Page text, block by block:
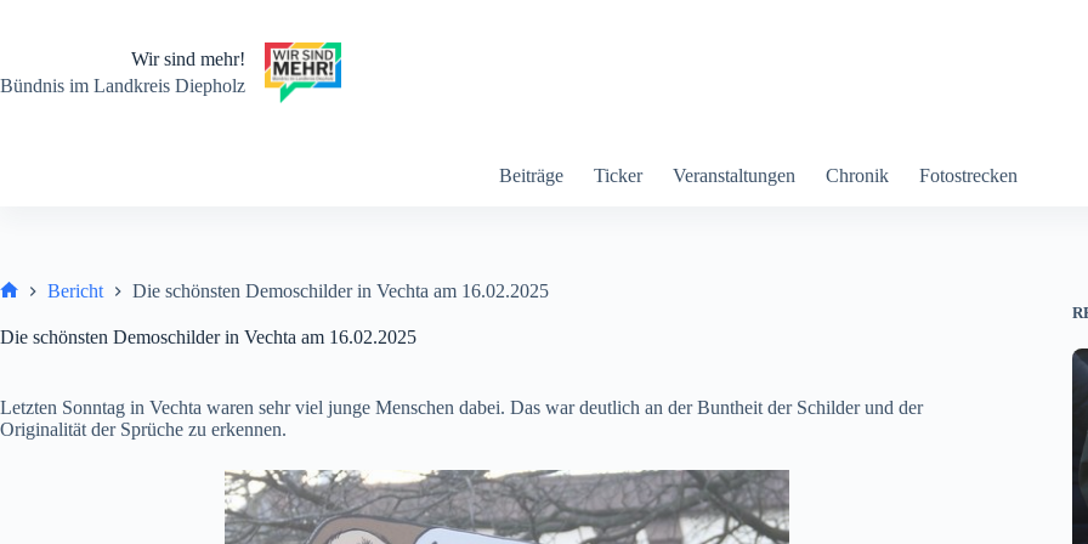
Wir sind mehr!
Bündnis im Landkreis Diepholz
Beiträge Ticker Veranstaltungen Chronik Fotostrecken
Bericht Die schönsten Demoschilder in Vechta am 16.02.2025
Die schönsten Demoschilder in Vechta am 16.02.2025
Letzten Sonntag in Vechta waren sehr viel junge Menschen dabei. Das war deutlich an der Buntheit der Schilder und der
Originalität der Sprüche zu erkennen.